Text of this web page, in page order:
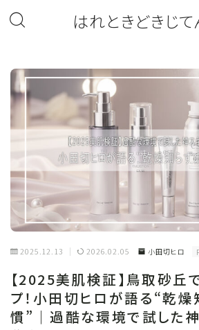
はれときどきじて
2025.12.13 2026.02.05 小田切ヒロ
【2025美肌検証】鳥取砂丘
プ！小田切ヒロが語る“乾
慣”｜過酷な環境で試した